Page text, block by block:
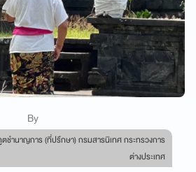
By
ำนาญการ (ที่ปรึกษา) กรมสารนิเทศ กระทรวงการ
ต่างประเทศ